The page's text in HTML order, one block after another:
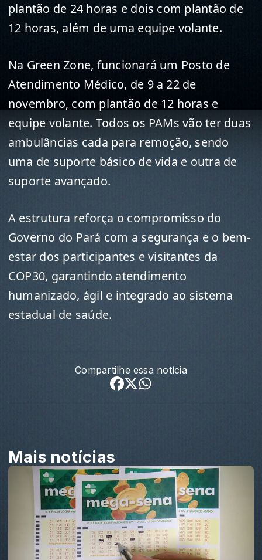
plantão de 24 horas e dois com plantão de
12 horas, além de uma equipe volante.
Na Green Zone, funcionará um Posto de
Atendimento Médico, de 9 a 22 de
novembro, com plantão de 12 horas e
equipe volante. Todos os PAMs vão ter duas
ambulâncias cada para remoção, sendo
uma de suporte básico de vida e outra de
suporte avançado.
A estrutura reforça o compromisso do
Governo do Pará com a segurança e o bem-
estar dos participantes e visitantes da
COP30, garantindo atendimento
humanizado, ágil e integrado ao sistema
estadual de saúde.
Compartilhe essa notícia
Mais notícias